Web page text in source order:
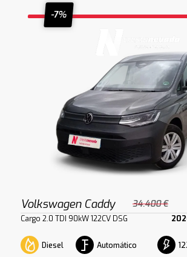
-7%
Volkswagen Caddy 34.400 €
Cargo 2.0 TDI 90kW 122CV DSG
Diesel Automático